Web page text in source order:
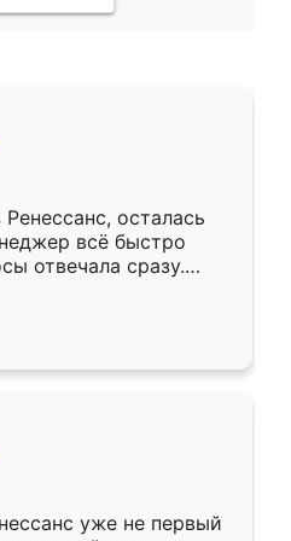
осталась
всё быстро
отвечала сразу.
подошёл к
Собрали
аккуратно, даже
уже не первый